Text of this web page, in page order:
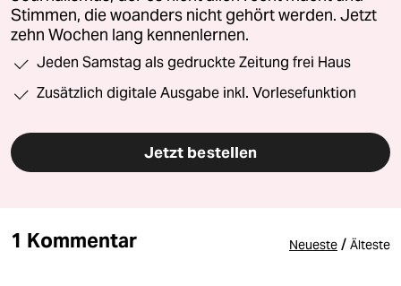
Stimmen, die woanders nicht gehört werden. Jetzt
zehn Wochen lang kennenlernen.
Jeden Samstag als gedruckte Zeitung frei Haus
Zusätzlich digitale Ausgabe inkl. Vorlesefunktion
Jetzt bestellen
1 Kommentar Neueste / Älteste